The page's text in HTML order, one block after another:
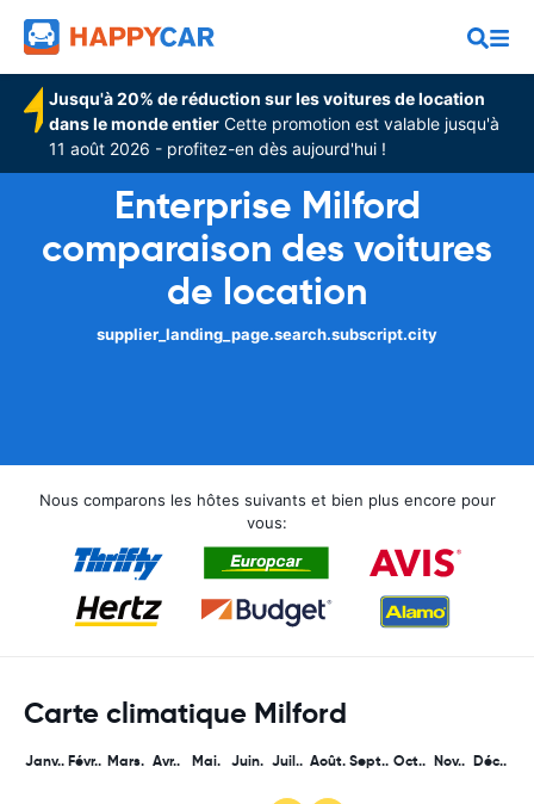
Jusqu'à 20% de réduction sur les voitures de location
dans le monde entier Cette promotion est valable jusqu'à
11 août 2026 - profitez-en dès aujourd'hui !
Enterprise Milford
comparaison des voitures
de location
supplier_landing_page.search.subscript.city
Nous comparons les hôtes suivants et bien plus encore pour
vous:
Carte climatique Milford
Janv.. Févr.. Mars. Avr.. Mai. Juin. Juil.. Août. Sept.. Oct.. Nov.. Déc..